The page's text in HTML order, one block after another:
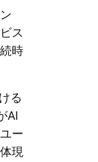
ス
時
る
AI
ー
現